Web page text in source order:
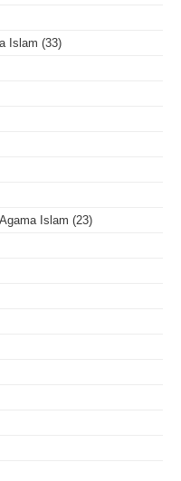
Islam (33)
Islam (23)